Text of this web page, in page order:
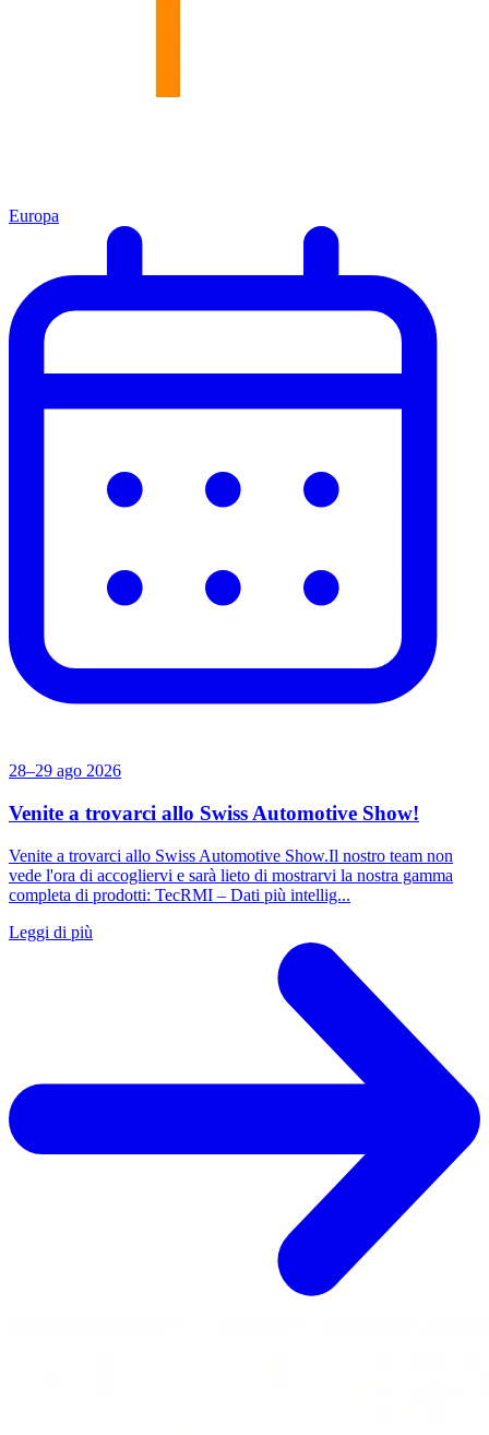
Europa
28–29 ago 2026
Venite a trovarci allo Swiss Automotive Show!
Venite a trovarci allo Swiss Automotive Show.Il nostro team non
vede l'ora di accogliervi e sarà lieto di mostrarvi la nostra gamma
completa di prodotti: TecRMI – Dati più intellig...
Leggi di più